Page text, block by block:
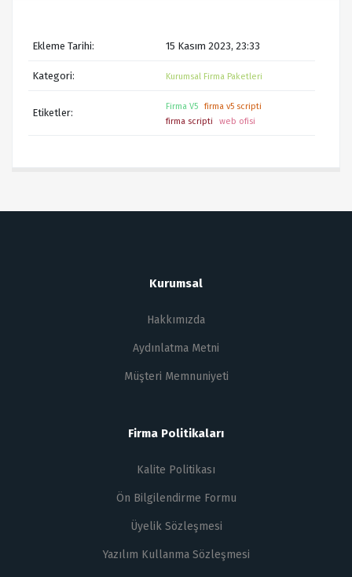
Ekleme Tarihi: 15 Kasım 2023, 23:33
Kategori: Kurumsal Firma Paketleri
Etiketler:
Firma V5
firma v5 scripti
firma scripti
web ofisi
Kurumsal
Hakkımızda
Aydınlatma Metni
Müşteri Memnuniyeti
Firma Politikaları
Kalite Politikası
Ön Bilgilendirme Formu
Üyelik Sözleşmesi
Yazılım Kullanma Sözleşmesi